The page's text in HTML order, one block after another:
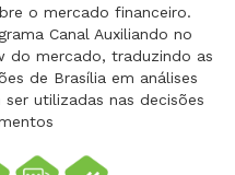
o mercado financeiro.
Canal Auxiliando no
do mercado, traduzindo as
de Brasília em análises
utilizadas nas decisões